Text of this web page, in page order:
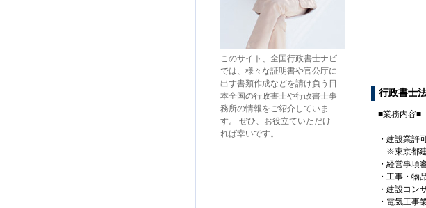
行政書士
■業務内容■
・建設業許
※東京都建
・経営事項
・工事・物
・建設コン
・電気工事
このサイト、全国行政書士ナビ
では、様々な証明書や官公庁に
出す書類作成などを請け負う日
本全国の行政書士や行政書士事
務所の情報をご紹介していま
す。 ぜひ、お役立ていただけ
れば幸いです。